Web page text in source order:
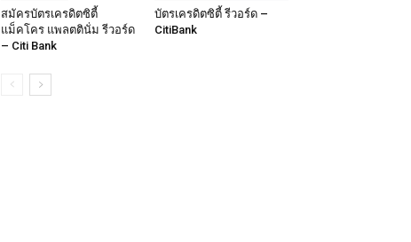
สมัครบัตรเครดิตซิตี้
แม็คโคร แพลตตินั่ม รีวอร์ด
– Citi Bank
บัตรเครดิตซิตี้ รีวอร์ด –
CitiBank